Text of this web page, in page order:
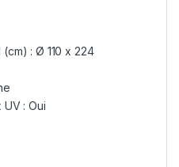
(cm) : Ø 110 x 224
: Oui